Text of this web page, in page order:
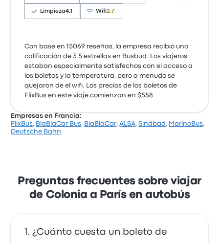
Limpieza4.1 Wifi2.7
Con base en 15069 reseñas, la empresa recibió una
calificación de 3.5 estrellas en Busbud. Los viajeros
estaban especialmente satisfechos con el acceso a
los boletos y la temperatura, pero a menudo se
quejaron de el wifi. Los precios de los boletos de
FlixBus en este viaje comienzan en $558
Empresas en Francia:
FlixBus, BlaBlaCar Bus, BlaBlaCar,ALSA,Sindbad , MarinoBus,
Deutsche Bahn
Preguntas frecuentes sobre viajar
de Colonia a París en autobús
¿Cuánto cuesta un boleto de